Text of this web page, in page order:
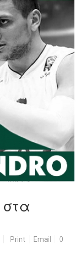
στα
Print Email
0